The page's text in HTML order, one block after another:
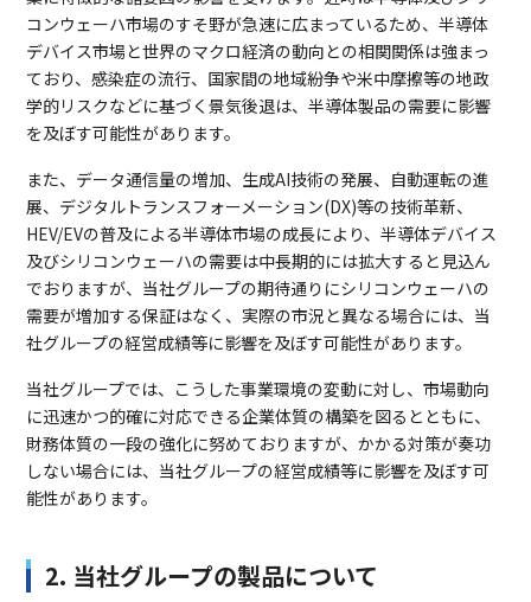
コンウェーハ市場のすそ野が急速に広まっているため、半導体
デバイス市場と世界のマクロ経済の動向との相関関係は強まっ
ており、感染症の流行、国家間の地域紛争や米中摩擦等の地政
学的リスクなどに基づく景気後退は、半導体製品の需要に影響
を及ぼす可能性があります。
また、データ通信量の増加、生成AI技術の発展、自動運転の進
展、デジタルトランスフォーメーション(DX)等の技術革新、
HEV/EVの普及による半導体市場の成長により、半導体デバイス
及びシリコンウェーハの需要は中長期的には拡大すると見込ん
でおりますが、当社グループの期待通りにシリコンウェーハの
需要が増加する保証はなく、実際の市況と異なる場合には、当
社グループの経営成績等に影響を及ぼす可能性があります。
当社グループでは、こうした事業環境の変動に対し、市場動向
に迅速かつ的確に対応できる企業体質の構築を図るとともに、
財務体質の一段の強化に努めておりますが、かかる対策が奏功
しない場合には、当社グループの経営成績等に影響を及ぼす可
能性があります。
2. 当社グループの製品について